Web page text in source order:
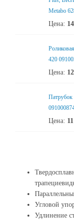
Metabo
Цена:
420
Цена:
Патрубок
Цена:
Угловой
Удлинение